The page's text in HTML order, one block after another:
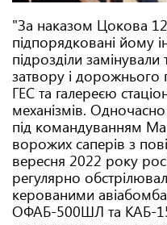
"За наказом Цокова
підпорядковані йому
підрозділи
затвору і дорожнього
ГЕС та галереєю
механізмів. Одночасно
під командуванням
ворожих саперів з
вересня 2022 року
регулярно
керованими
ОФАБ-500ШЛ та КАБ-